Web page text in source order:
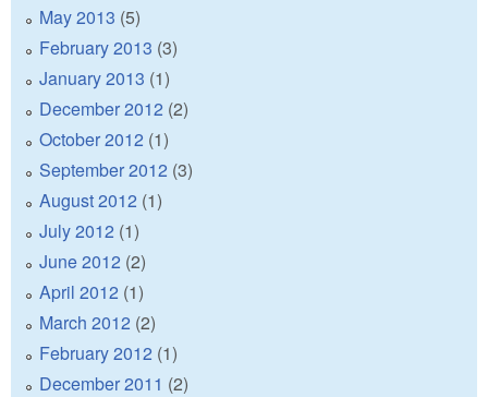
May 2013 (5)
February 2013 (3)
January 2013 (1)
December 2012 (2)
October 2012 (1)
September 2012 (3)
August 2012 (1)
July 2012 (1)
June 2012 (2)
April 2012 (1)
March 2012 (2)
February 2012 (1)
December 2011 (2)